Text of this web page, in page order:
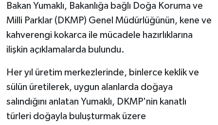
Bakan Yumaklı, Bakanlığa bağlı Doğa Koruma ve
Milli Parklar (DKMP) Genel Müdürlüğünün, kene ve
kahverengi kokarca ile mücadele hazırlıklarına
ilişkin açıklamalarda bulundu.
Her yıl üretim merkezlerinde, binlerce keklik ve
sülün üretilerek, uygun alanlarda doğaya
salındığını anlatan Yumaklı, DKMP'nin kanatlı
türleri doğayla buluşturmak üzere